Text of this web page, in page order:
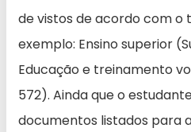
de vistos de acordo com o
exemplo: Ensino superior
Educação e treinamento
572). Ainda que o
documentos listados para